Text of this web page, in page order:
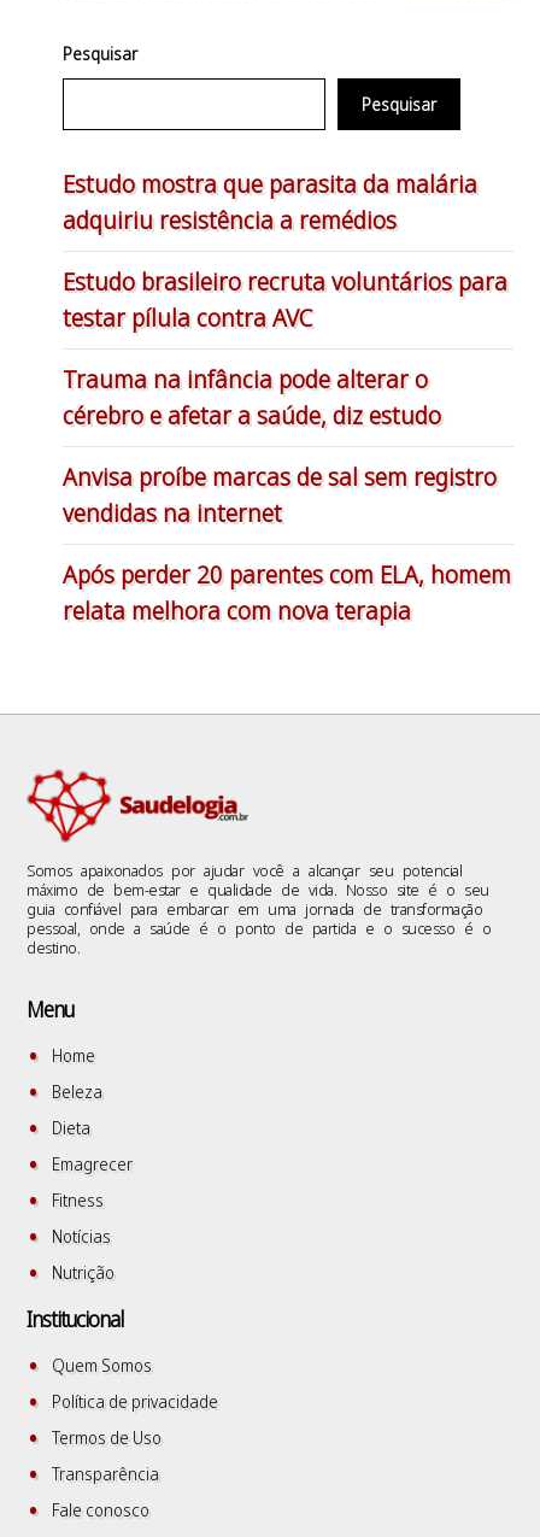
Pesquisar
Pesquisar
Estudo mostra que parasita da malária
adquiriu resistência a remédios
Estudo brasileiro recruta voluntários para
testar pílula contra AVC
Trauma na infância pode alterar o
cérebro e afetar a saúde, diz estudo
Anvisa proíbe marcas de sal sem registro
vendidas na internet
Após perder 20 parentes com ELA, homem
relata melhora com nova terapia
Somos apaixonados por ajudar você a alcançar seu potencial
máximo de bem-estar e qualidade de vida. Nosso site é o seu
guia confiável para embarcar em uma jornada de transformação
pessoal, onde a saúde é o ponto de partida e o sucesso é o
destino.
Menu
Home
Beleza
Dieta
Emagrecer
Fitness
Notícias
Nutrição
Institucional
Quem Somos
Política de privacidade
Termos de Uso
Transparência
Fale conosco